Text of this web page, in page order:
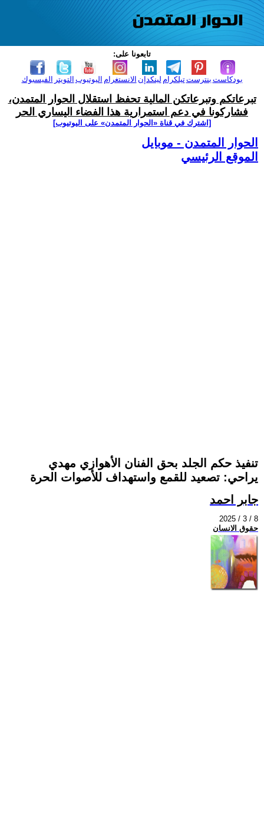
تابعونا على:
الفيسبوك التويتر اليوتيوب الانستغرام لينكدإن تيلكرامبنترست بودكاست
تبرعاتكم وتبرعاتكن المالية تحفظ استقلال الحوار المتمدن،
فشاركونا في دعم استمرارية هذا الفضاء اليساري الحر
[اشترك في قناة ‫«الحوار المتمدن» على اليوتيوب]
الحوار المتمدن - موبايل
الموقع الرئيسي
تنفيذ حكم الجلد بحق الفنان الأهوازي مهدي
يراحي: تصعيد للقمع واستهداف للأصوات الحرة
جابر احمد
2025 / 3 / 8
حقوق الانسان